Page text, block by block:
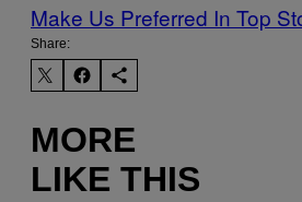
Make Us Preferred In Top
Share:
MORE
LIKE THIS